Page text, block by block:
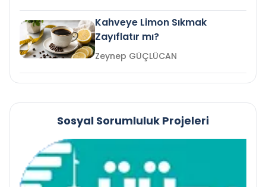
Kahveye Limon Sıkmak
Zayıflatır mı?
Zeynep GÜÇLÜCAN
Sosyal Sorumluluk Projeleri